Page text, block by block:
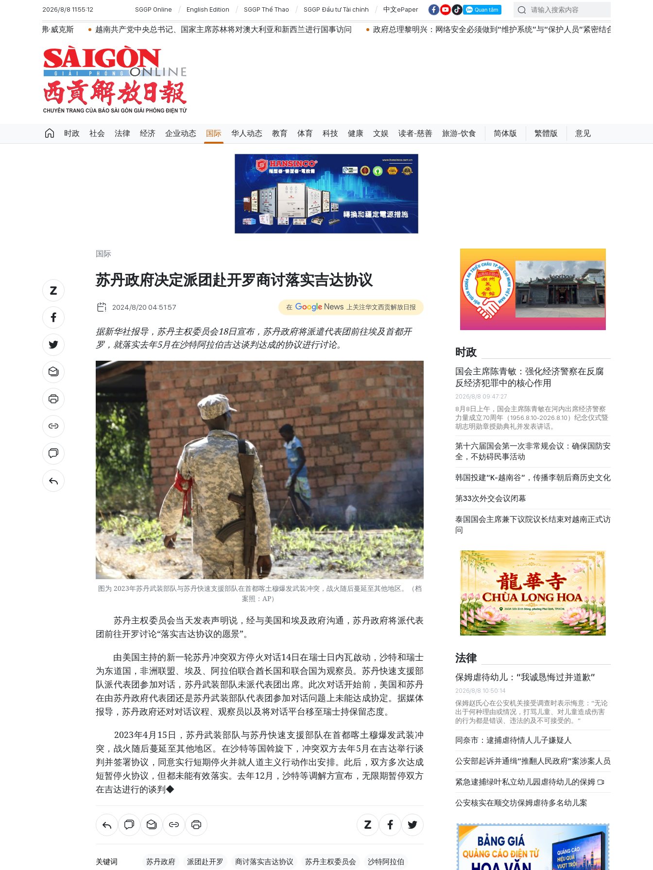
2026/8/8 11:55:12 SGGP Online English Edition SGGP Thể Thao SGGP Đầu tư Tài chính 中文ePaper
越南共产党中央总书记、国家主席苏林将对澳大利亚和新西兰进行国事访问 政府总理黎明兴：网络安全必须做到“维护系统”与“保护人员”紧密结合 越南政府总理黎明兴
时政 社会 法律 经济 企业动态 国际 华人动态 教育 体育 科技 健康 文娱 读者-慈善 旅游-饮食 简体版 繁體版 意见
国际
苏丹政府决定派团赴开罗商讨落实吉达协议
2024/8/20 04:51:57 在 上关注华文西贡解放日报
据新华社报导，苏丹主权委员会18日宣布，苏丹政府将派遣代表团前往埃及首都开
罗，就落实去年5月在沙特阿拉伯吉达谈判达成的协议进行讨论。
图为 2023年苏丹武装部队与苏丹快速支援部队在首都喀土穆爆发武装冲突，战火随后蔓延至其他地区。（档
案照：AP）
苏丹主权委员会当天发表声明说，经与美国和埃及政府沟通，苏丹政府将派代表
团前往开罗讨论“落实吉达协议的愿景”。
由美国主持的新一轮苏丹冲突双方停火对话14日在瑞士日内瓦啟动，沙特和瑞士
为东道国，非洲联盟、埃及、阿拉伯联合酋长国和联合国为观察员。苏丹快速支援部
队派代表团参加对话，苏丹武装部队未派代表团出席。此次对话开始前，美国和苏丹
在由苏丹政府代表团还是苏丹武装部队代表团参加对话问题上未能达成协定。据媒体
报导，苏丹政府还对对话议程、观察员以及将对话平台移至瑞士持保留态度。
2023年4月15日，苏丹武装部队与苏丹快速支援部队在首都喀土穆爆发武装冲
突，战火随后蔓延至其他地区。在沙特等国斡旋下，冲突双方去年5月在吉达举行谈
判并签署协议，同意实行短期停火并就人道主义行动作出安排。此后，双方多次达成
短暂停火协议，但都未能有效落实。去年12月，沙特等调解方宣布，无限期暂停双方
在吉达进行的谈判◆
关键词 苏丹政府 派团赴开罗 商讨落实吉达协议 苏丹主权委员会 沙特阿拉伯
时政
国会主席陈青敏：强化经济警察在反腐
反经济犯罪中的核心作用
2026/8/8 09:47:27
8月8日上午，国会主席陈青敏在河内出席经济警察
力量成立70周年（1956.8.10-2026.8.10）纪念仪式暨
胡志明勋章授勋典礼并发表讲话。
第十六届国会第一次非常规会议：确保国防安
全，不妨碍民事活动
韩国投建“K-越南谷”，传播李朝后裔历史文化
第33次外交会议闭幕
泰国国会主席兼下议院议长结束对越南正式访
问
法律
保姆虐待幼儿：“我诚恳悔过并道歉”
2026/8/8 10:50:14
保姆赵氏心在公安机关接受调查时表示悔意：“无论
出于何种理由或情况，打骂儿童、对儿童造成伤害
的行为都是错误、违法的及不可接受的。”
同奈市：逮捕虐待情人儿子嫌疑人
公安部起诉并通缉“推翻人民政府”案涉案人员
紧急逮捕绿叶私立幼儿园虐待幼儿的保姆
公安核实在顺交坊保姆虐待多名幼儿案